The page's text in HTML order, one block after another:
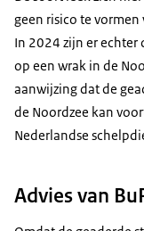
geen risico te
In 2024 zijn er echter
op een wrak in de
aanwijzing dat de
de Noordzee kan
Nederlandse
Advies van